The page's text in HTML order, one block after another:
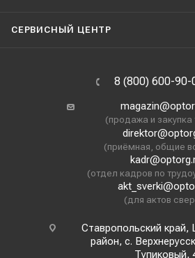
СЕРВИСНЫЙ ЦЕНТР
8 (800) 600-90-
(продажа и закупка
(приёмная, общие
(отдел кадров по
(для актов
Ставропольский край,
район, с.
Тупиковый,